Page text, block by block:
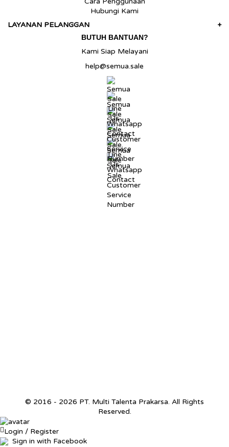
Hubungi Kami
LAYANAN PELANGGAN
+
BUTUH BANTUAN?
Kami Siap Melayani
help@semua.sale
© 2016 - 2026 PT. Multi Talenta Prakarsa. All Rights
Reserved.
Login / Register
Sign in with Facebook